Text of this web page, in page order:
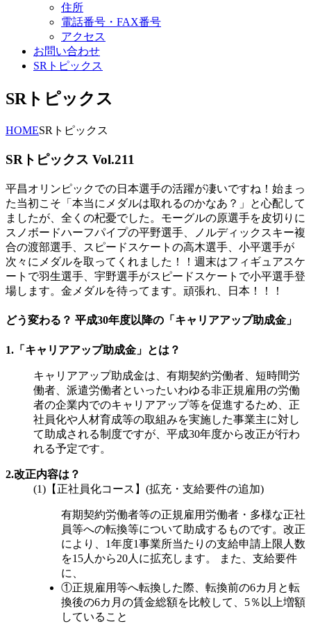
住所
電話番号・FAX番号
アクセス
お問い合わせ
SRトピックス
SRトピックス
HOMESRトピックス
SRトピックス Vol.211
平昌オリンピックでの日本選手の活躍が凄いですね！始まっ
た当初こそ「本当にメダルは取れるのかなあ？」と心配して
ましたが、全くの杞憂でした。モーグルの原選手を皮切りに
スノボードハーフパイプの平野選手、ノルディックスキー複
合の渡部選手、スピードスケートの高木選手、小平選手が
次々にメダルを取ってくれました！！週末はフィギュアスケ
ートで羽生選手、宇野選手がスピードスケートで小平選手登
場します。金メダルを待ってます。頑張れ、日本！！！
どう変わる？ 平成30年度以降の「キャリアアップ助成金」
1.「キャリアアップ助成金」とは？
キャリアアップ助成金は、有期契約労働者、短時間労
働者、派遣労働者といったいわゆる非正規雇用の労働
者の企業内でのキャリアアップ等を促進するため、正
社員化や人材育成等の取組みを実施した事業主に対し
て助成される制度ですが、平成30年度から改正が行わ
れる予定です。
2.改正内容は？
(1)【正社員化コース】(拡充・支給要件の追加)
有期契約労働者等の正規雇用労働者・多様な正社
員等への転換等について助成するものです。改正
により、1年度1事業所当たりの支給申請上限人数
を15人から20人に拡充します。 また、支給要件
に、
①正規雇用等へ転換した際、転換前の6カ月と転
換後の6カ月の賃金総額を比較して、5％以上増額
していること